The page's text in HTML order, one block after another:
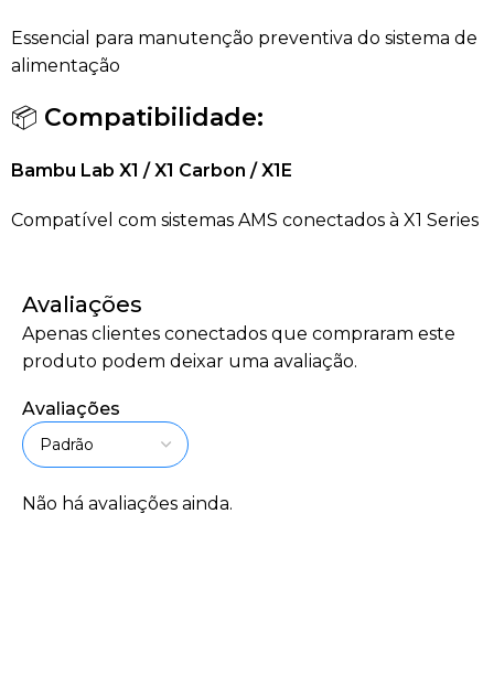
Essencial para manutenção preventiva do sistema de
alimentação
📦 Compatibilidade:
Bambu Lab X1 / X1 Carbon / X1E
Compatível com sistemas AMS conectados à X1 Series
Avaliações
Avaliações
Não há avaliações ainda.
Apenas clientes conectados que compraram este
produto podem deixar uma avaliação.